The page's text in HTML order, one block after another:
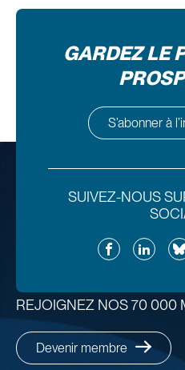
GARDEZ LE
S’abonner à
SUIVEZ-NOUS
FacebookLinkedIn
REJOIGNEZ NOS 70 000
Devenir membre